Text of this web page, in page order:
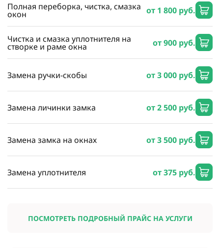
Полная переборка, чистка, смазка
окон от 1 800 руб.
Чистка и смазка уплотнителя на
створке и раме окна от 900 руб.
Замена ручки-скобы от 3 000 руб.
Замена личинки замка от 2 500 руб.
Замена замка на окнах от 3 500 руб.
Замена уплотнителя от 375 руб.
ПОСМОТРЕТЬ ПОДРОБНЫЙ ПРАЙС НА УСЛУГИ